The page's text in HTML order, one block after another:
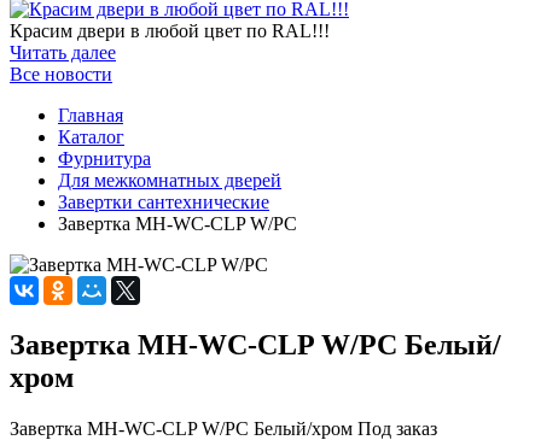
Красим двери в любой цвет по RAL!!!
Читать далее
Все новости
Главная
Каталог
Фурнитура
Для межкомнатных дверей
Завертки сантехнические
Завертка MH-WC-CLP W/PC
Завертка MH-WC-CLP W/PC Белый/
хром
Завертка MH-WC-CLP W/PC Белый/хром Под заказ